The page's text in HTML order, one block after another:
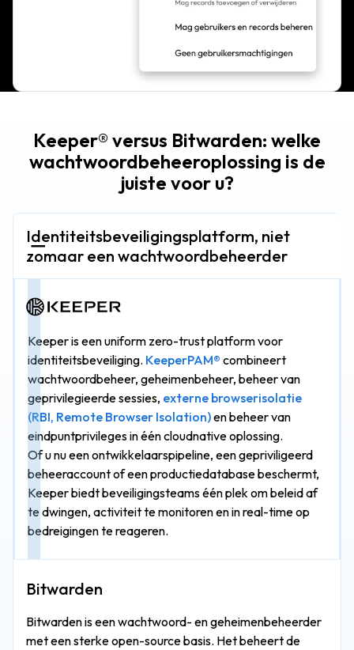
Keeper® versus Bitwarden: welke
wachtwoordbeheeroplossing is de
juiste voor u?
Identiteitsbeveiligingsplatform, niet
zomaar een wachtwoordbeheerder
Keeper is een uniform zero-trust platform voor
identiteitsbeveiliging. KeeperPAM® combineert
wachtwoordbeheer, geheimenbeheer, beheer van
geprivilegieerde sessies, externe browserisolatie
(RBI, Remote Browser Isolation)en beheer van
eindpuntprivileges in één cloudnative oplossing.
Of u nu een ontwikkelaarspipeline, een gepriviligeerd
beheeraccount of een productiedatabase beschermt,
Keeper biedt beveiligingsteams één plek om beleid af
te dwingen, activiteit te monitoren en in real-time op
bedreigingen te reageren.
Bitwarden is een wachtwoord- en geheimenbeheerder
met een sterke open-source basis. Het beheert de